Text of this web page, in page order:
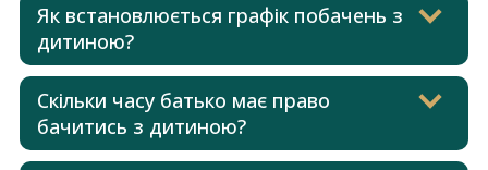
Як встановлюється графік побачень з
дитиною?
Скільки часу батько має право
бачитись з дитиною?